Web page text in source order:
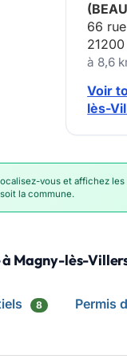
66
à 8,6
Voir
lès-
vous et affichez
la commune.
Magny-lès-
8 Permis